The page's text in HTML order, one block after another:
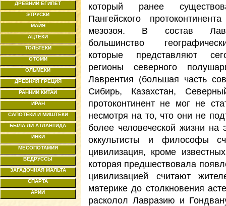
ДРЕВНИЙ ЕГИПЕТ
ЭТРУСКИ
МАЙЯ
АЦТЕКИ
ТОЛЬТЕКИ
ОТОМИ
ОЛЬМЕКИ
ДРЕВНЯЯ ГРЕЦИЯ
РАННИЙ КИТАЙ
ИРАН
САПОТЕКИ И МИШТЕКИ
БЫЛА ЛИ АТЛАНТИДА
ИНКИ
МЕСОПОТАМИЯ
ВЕДРУССЫ
ЗАГАДОЧНАЯ МАЛЬТА
СПАРТА
АРИИ
который ранее
Пангейского
мезозоя. В состав
большинство
которые представляют
регионы северного
Лаврентия (большая часть
Сибирь, Казахстан,
протоконтинент не мог не
несмотря на то, что они не
более человеческой жизни на
оккультисты и философы
цивилизация, кроме
которая предшествовала
цивилизацией считают
материке до столкновения
расколол Лавразию и